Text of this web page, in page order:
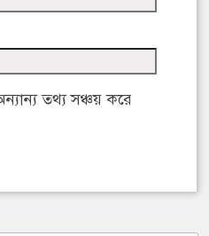
তথ্য সঞ্চয় করে